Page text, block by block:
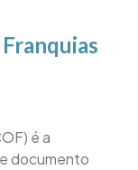
é a
documento